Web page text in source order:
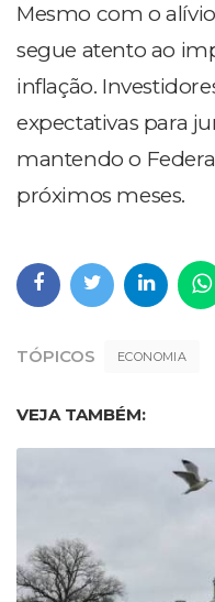
Mesmo com o
segue atento ao
inflação.
expectativas para
mantendo o
próximos meses.
TÓPICOS ECONOMIA
VEJA TAMBÉM: